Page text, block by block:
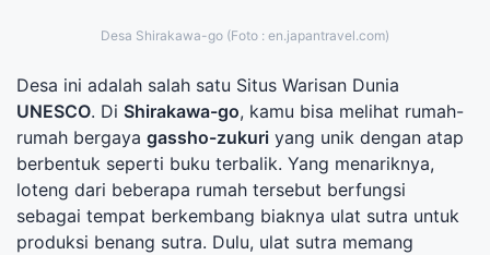
Desa Shirakawa-go (Foto : en.japantravel.com)
Desa ini adalah salah satu Situs Warisan Dunia
UNESCO. Di Shirakawa-go, kamu bisa melihat rumah-
rumah bergaya gassho-zukuri yang unik dengan atap
berbentuk seperti buku terbalik. Yang menariknya,
loteng dari beberapa rumah tersebut berfungsi
sebagai tempat berkembang biaknya ulat sutra untuk
produksi benang sutra. Dulu, ulat sutra memang